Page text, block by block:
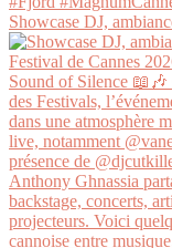
Showcase DJ,